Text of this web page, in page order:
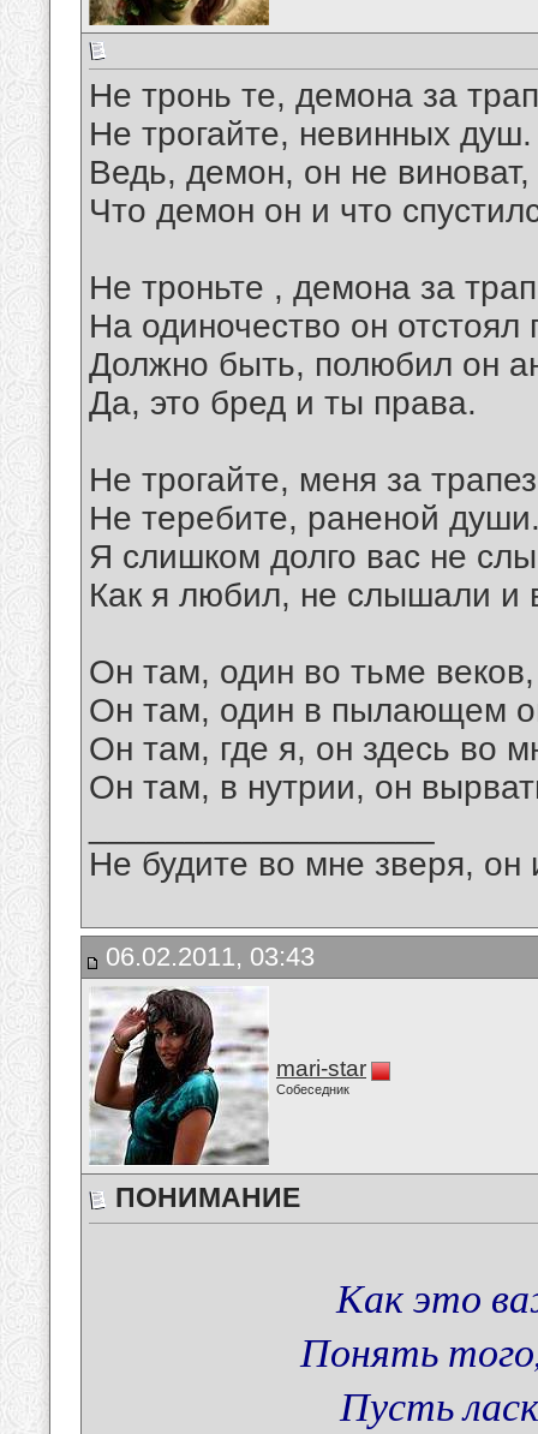
Не тронь те, демона за
Не трогайте, невинных душ.
Ведь, демон, он не виноват,
Что демон он и что
Не троньте , демона за
На одиночество он отстоял
Должно быть, полюбил он
Да, это бред и ты права.
Не трогайте, меня за
Не теребите, раненой
Я слишком долго вас не
Как я любил, не слышали и
Он там, один во тьме веков,
Он там, один в пылающем
Он там, где я, он здесь во
Он там, в нутрии, он
Не будите во мне зверя, он
06.02.2011, 03:43
mari-star
Собеседник
ПОНИМАНИЕ
Как это
Понять
Пусть